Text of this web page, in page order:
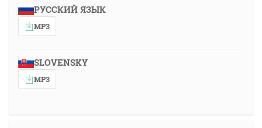
РУССКИЙ ЯЗЫК
MP3
SLOVENSKY
MP3